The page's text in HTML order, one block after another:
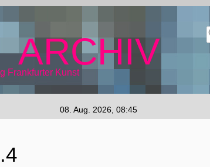
ARCHIV
Frankfurter Kunst
08. Aug. 2026, 08:45